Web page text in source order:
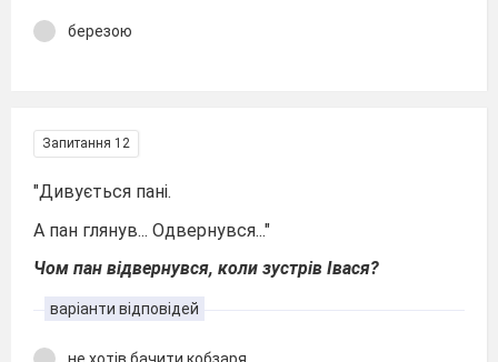
березою
Запитання 12
"Дивується пані.
А пан глянув... Одвернувся..."
Чом пан відвернувся, коли зустрів Івася?
варіанти відповідей